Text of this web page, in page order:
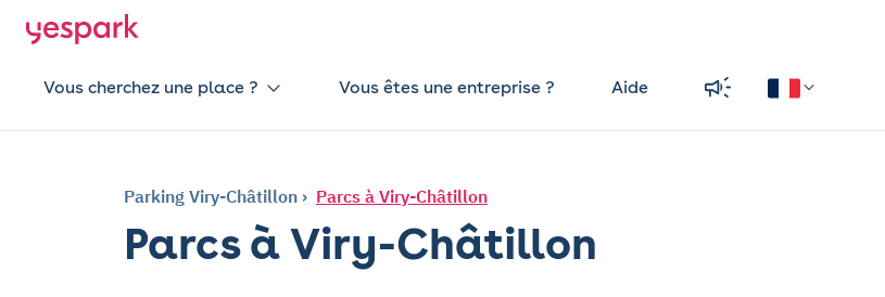
Vous cherchez une place ? Vous êtes une entreprise ? Aide
Parking Viry-Châtillon Parcs à Viry-Châtillon
Parcs à Viry-Châtillon